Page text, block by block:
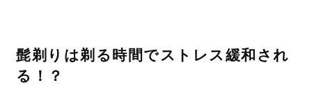
髭剃りは剃る時間でストレス緩和され
る！？